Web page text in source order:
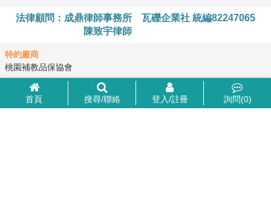
首頁 搜尋/聯絡 登入/註冊 詢問(0)
法律顧問：成鼎律師事務所
陳致宇律師
瓦礫企業社 統編82247065
特約廠商
桃園補教品保協會